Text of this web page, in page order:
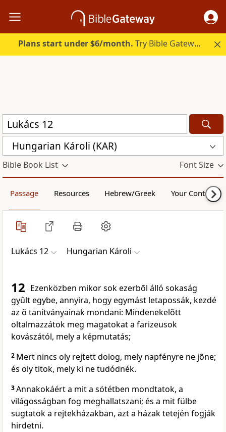
Plans start under $6/month. Try Bible Gateway Plus.
Hungarian Károli (KAR)
Bible Book List Font Size
Passage Resources Hebrew/Greek Your Content
Lukács 12 Hungarian Károli
12 Ezenközben mikor sok ezerbõl álló sokaság
gyûlt egybe, annyira, hogy egymást letapossák, kezdé
az õ tanítványainak mondani: Mindenekelõtt
oltalmazzátok meg magatokat a farizeusok
kovászától, mely a képmutatás;
2 Mert nincs oly rejtett dolog, mely napfényre ne jõne;
és oly titok, mely ki ne tudódnék.
3Annakokáért a mit a sötétben mondtatok, a
világosságban fog meghallatszani; és a mit fülbe
sugtatok a rejtekházakban, azt a házak tetején fogják
hirdetni.